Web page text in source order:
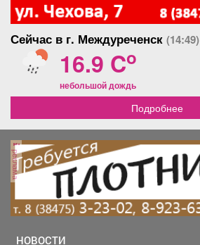
Сейчас в г. Междуреченск (14:49)
16.9 Co
небольшой дождь
Подробнее
реклама
НОВОСТИ